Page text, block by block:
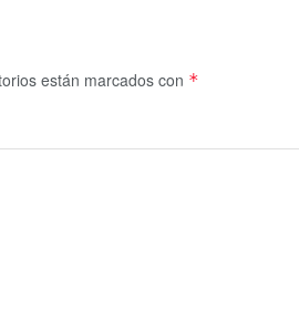
están marcados con *